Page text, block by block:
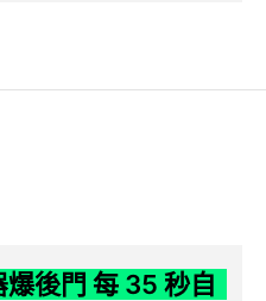
後門 每 35 秒自